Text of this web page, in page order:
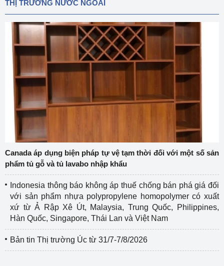
THỊ TRƯỜNG NƯỚC NGOÀI
Canada áp dụng biện pháp tự vệ tạm thời đối với một số sản
phẩm tủ gỗ và tủ lavabo nhập khẩu
Indonesia thông báo không áp thuế chống bán phá giá đối
với sản phẩm nhựa polypropylene homopolymer có xuất
xứ từ Ả Rập Xê Út, Malaysia, Trung Quốc, Philippines,
Hàn Quốc, Singapore, Thái Lan và Việt Nam
Bản tin Thị trường Úc từ 31/7-7/8/2026